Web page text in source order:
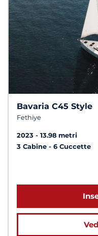
Bavaria C45 Style
Fethiye
2023
13.98 metri
3 Cabine
6 Cuccette